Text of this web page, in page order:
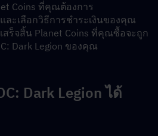
Coins ที่คุณต้องการ
ละเลือกวิธีการชำระเงินของคุณ
สร็จสิ้น Planet Coins ที่คุณซื้อจะถูก
Dark Legion ของคุณ
Dark Legion ได้